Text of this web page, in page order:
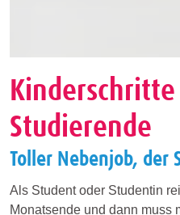
Studierende
Toller Nebenjob, der
Als Student oder Studentin
Monatsende und dann muss